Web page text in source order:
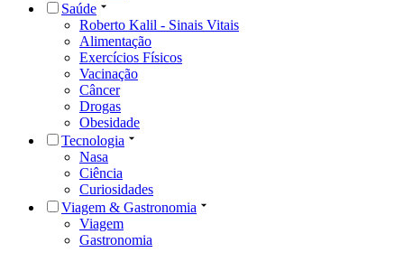
Saúde
Roberto Kalil - Sinais Vitais
Alimentação
Exercícios Físicos
Vacinação
Câncer
Drogas
Obesidade
Tecnologia
Nasa
Ciência
Curiosidades
Viagem & Gastronomia
Viagem
Gastronomia